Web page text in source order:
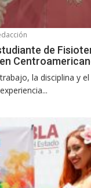
de
la disciplina y